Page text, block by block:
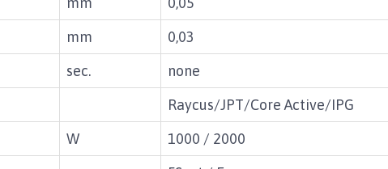
mm
0,03
sec.
none
Raycus/JPT/Core Active/IPG
W
1000 / 2000